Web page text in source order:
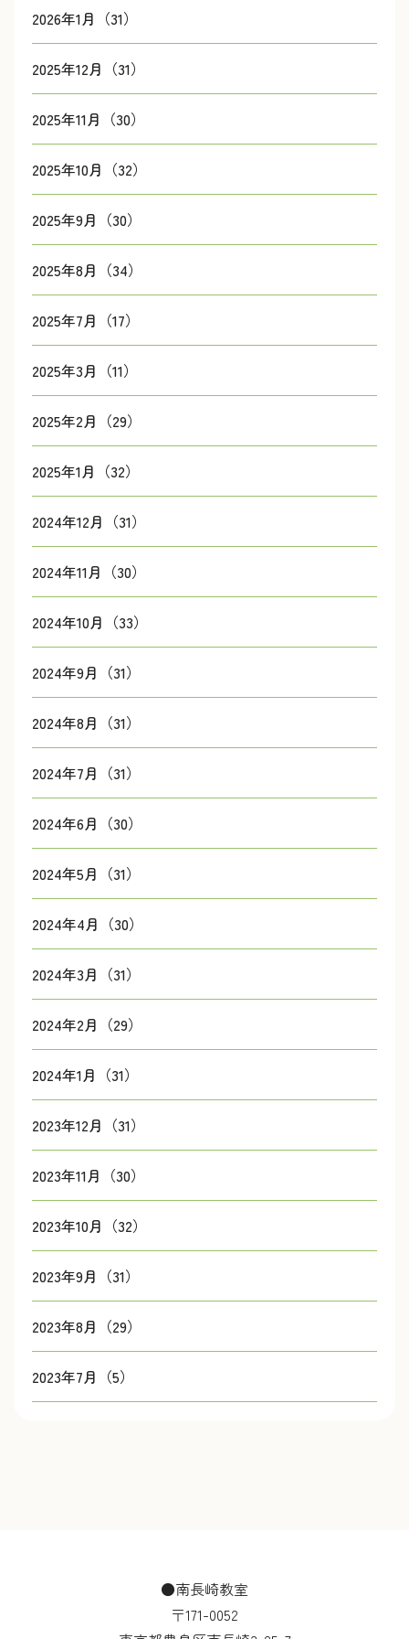
2026年1月（31）
2025年12月（31）
2025年11月（30）
2025年10月（32）
2025年9月（30）
2025年8月（34）
2025年7月（17）
2025年3月（11）
2025年2月（29）
2025年1月（32）
2024年12月（31）
2024年11月（30）
2024年10月（33）
2024年9月（31）
2024年8月（31）
2024年7月（31）
2024年6月（30）
2024年5月（31）
2024年4月（30）
2024年3月（31）
2024年2月（29）
2024年1月（31）
2023年12月（31）
2023年11月（30）
2023年10月（32）
2023年9月（31）
2023年8月（29）
2023年7月（5）
●南長崎教室
〒171-0052